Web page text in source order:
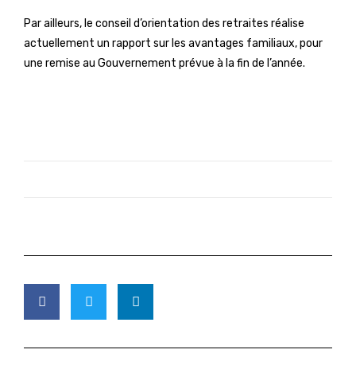
Par ailleurs, le conseil d’orientation des retraites réalise
actuellement un rapport sur les avantages familiaux, pour
une remise au Gouvernement prévue à la fin de l’année.